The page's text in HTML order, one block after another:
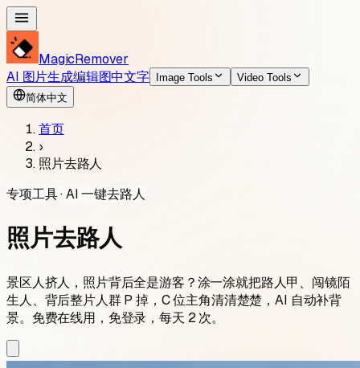
MagicRemover
AI 图片生成编辑图中文字 Image Tools
Video Tools
简体中文
首页
›
照片去路人
专项工具 · AI 一键去路人
照片去路人
景区人挤人，照片背后全是游客？涂一涂就把路人甲、闯镜陌
生人、背后整片人群 P 掉，C 位主角清清楚楚，AI 自动补背
景。免费在线用，免登录，每天 2次。